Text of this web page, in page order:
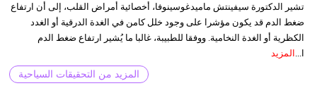
تشير الدكتورة سيفينتش ماميدغوسينوفا، أخصائية أمراض القلب، إلى أن ارتفاع
ضغط الدم قد يكون مؤشرا على وجود خلل كامن في الغدة الدرقية أو الغدد
الكظرية أو الغدة النخامية. ووفقا للطبيبة، غالبا ما يُشير ارتفاع ضغط الدم
ا...
المزيد
المزيد من التحقيقات السياحية